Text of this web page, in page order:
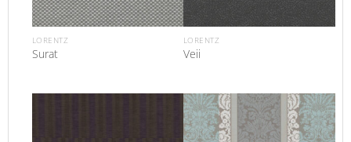
LORENTZ
Surat
LORENTZ
Veii